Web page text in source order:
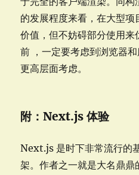
的发展程度来看，在大型
价值，但不妨碍部分使用来
前 ，一定要考虑到浏览器
更高层面考虑。
附：Next.js 体验
Next.js 是时下非常流行的
架。作者之一就是大名鼎